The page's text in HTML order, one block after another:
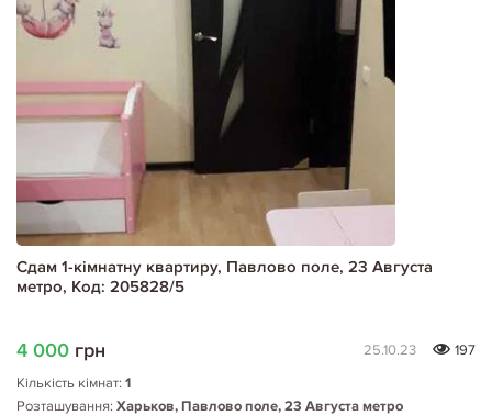
Сдам 1-кімнатну квартиру, Павлово поле, 23 Августа
метро, Код: 205828/5
4 000 грн 25.10.23
197
Кількість кімнат: 1
Розташування: Харьков, Павлово поле, 23 Августа метро